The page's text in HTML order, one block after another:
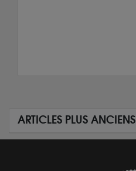
ARTICLES PLUS ANCIENS